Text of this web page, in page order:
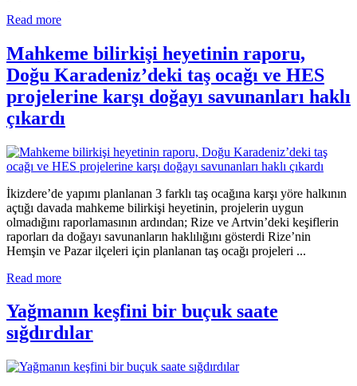
Read more
Mahkeme bilirkişi heyetinin raporu,
Doğu Karadeniz’deki taş ocağı ve HES
projelerine karşı doğayı savunanları haklı
çıkardı
İkizdere’de yapımı planlanan 3 farklı taş ocağına karşı yöre halkının
açtığı davada mahkeme bilirkişi heyetinin, projelerin uygun
olmadığını raporlamasının ardından; Rize ve Artvin’deki keşiflerin
raporları da doğayı savunanların haklılığını gösterdi Rize’nin
Hemşin ve Pazar ilçeleri için planlanan taş ocağı projeleri ...
Read more
Yağmanın keşfini bir buçuk saate
sığdırdılar